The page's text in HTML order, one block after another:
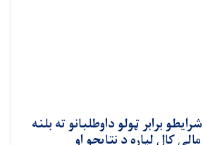
برابر ټولو داوطلبانو ته بلنه